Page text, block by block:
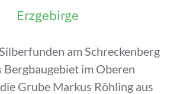
Erzgebirge
am Schreckenberg
Bergbaugebiet im Oberen
Grube Markus Röhling aus